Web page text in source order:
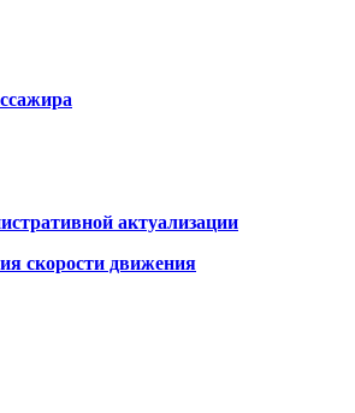
актуализации
скорости движения